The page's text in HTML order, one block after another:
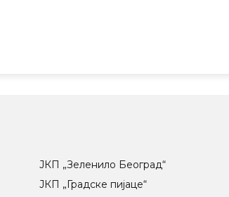
ЈКП „Зеленило Београд“
ЈКП „Градске пијаце“